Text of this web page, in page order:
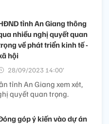
tỉnh An Giang thông
nhiều nghị quyết quan
về phát triển kinh tế -
hội
28/09/2023 14:00’
tỉnh An Giang xem xét,
quyết quan trọng.
góp ý kiến vào dự án